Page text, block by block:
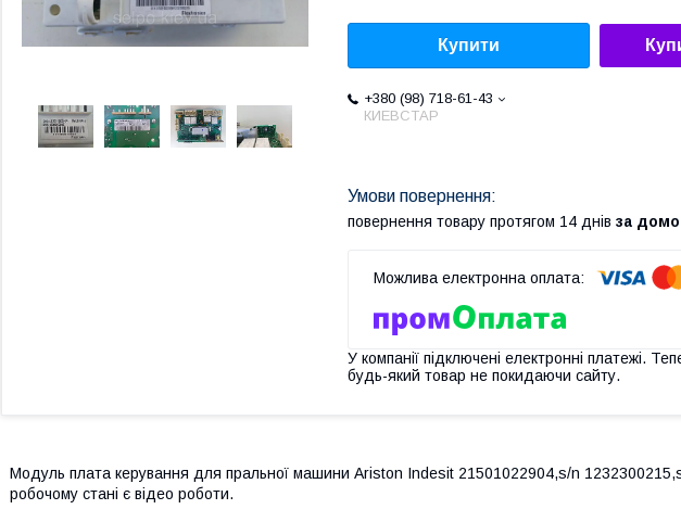
Купити
+380 (98) 718-61-43
КИЕВСТАР
повернення товару протягом 14 днів за
У компанії підключені електронні платежі.
будь-який товар не покидаючи сайту.
Модуль плата керування для пральної машини Ariston Indesit 21501022904,s/n
робочому стані є відео роботи.